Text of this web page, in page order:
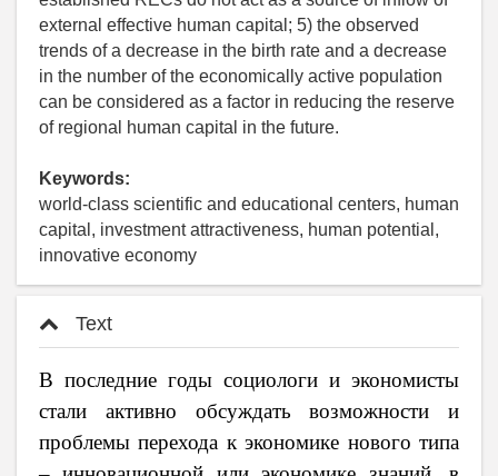
external effective human capital; 5) the observed
trends of a decrease in the birth rate and a decrease
in the number of the economically active population
can be considered as a factor in reducing the reserve
of regional human capital in the future.
Keywords:
world-class scientific and educational centers, human
capital, investment attractiveness, human potential,
innovative economy
Text
В последние годы социологи и экономисты
стали активно обсуждать возможности и
проблемы перехода к экономике нового типа